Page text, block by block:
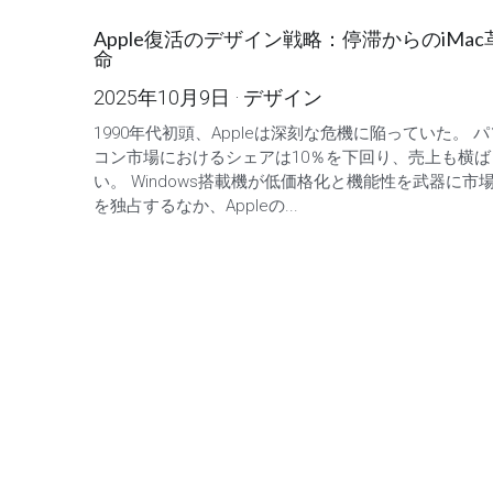
Apple復活のデザイン戦略：停滞からのiMac
命
2025年10月9日 · デザイン
1990年代初頭、Appleは深刻な危機に陥っていた。 パ
コン市場におけるシェアは10％を下回り、売上も横ば
い。 Windows搭載機が低価格化と機能性を武器に市
を独占するなか、Appleの...